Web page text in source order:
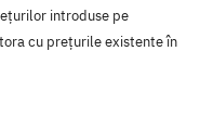
introduse pe
cu prețurile existente în